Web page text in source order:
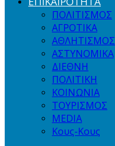
ΠΟΛΙΤΙΣΜΟΣ
ΑΓΡΟΤΙΚΑ
ΑΘΛΗΤΙΣΜΟΣ
ΑΣΤΥΝΟΜΙΚΑ
ΔΙΕΘΝΗ
ΠΟΛΙΤΙΚΗ
ΚΟΙΝΩΝΙΑ
ΤΟΥΡΙΣΜΟΣ
MEDIA
Κους-Κους